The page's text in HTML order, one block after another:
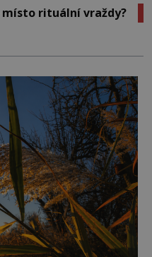
místo rituální vraždy?